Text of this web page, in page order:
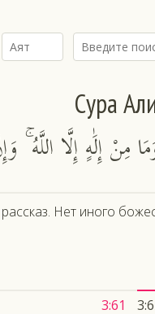
Сура
إِلَٰهٍ إِلَّا اللَّهُ
Нет иного
3:61